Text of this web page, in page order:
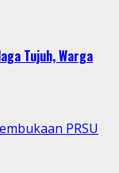
Tujuh, Warga
PRSU